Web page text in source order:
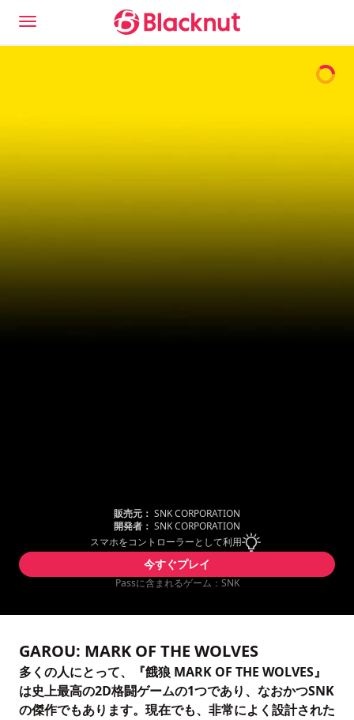
販売元： SNK CORPORATION
開発者： SNK CORPORATION
スマホをコントローラーとして利用
今すぐプレイ
Passに含まれるゲーム：SNK
GAROU: MARK OF THE WOLVES
多くの人にとって、『餓狼 MARK OF THE WOLVES』
は史上最高の2D格闘ゲームの1つであり、なおかつSNK
の傑作でもあります。現在でも、非常によく設計された